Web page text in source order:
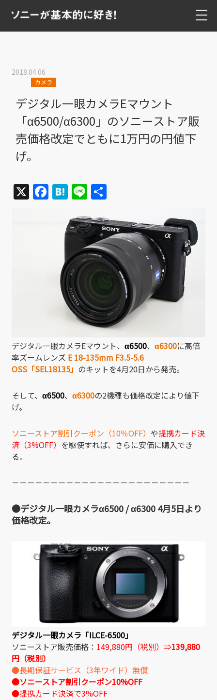
2018.04.06
カメラ
デジタル一眼カメラEマウント
「α6500/α6300」のソニーストア販
売価格改定でともに1万円の円値下
げ。
X Facebook
Hatena
Line
デジタル一眼カメラEマウント、 α6500、 α6300に高倍
率ズームレンズ E 18-135mm F3.5-5.6
OSS「SEL18135」 のキットを4月20日から発売。
そして、 α6500、 α6300の2機種も価格改定により値下
げ。
ソニーストア割引クーポン（10％OFF） や提携カード決
済（3%OFF） を駆使すれば、さらに安価に購入でき
る。
－－－－－－－－－－－－－－－－－－－－－－－
●デジタル一眼カメラα6500 / α6300 4月5日より
価格改定。
デジタル一眼カメラ「ILCE-6500」
ソニーストア販売価格： 149,880円（税別）⇒139,880
円（税別）
●長期保証サービス（3年ワイド）無償
●ソニーストア割引クーポン10%OFF
●提携カード決済で3%OFF